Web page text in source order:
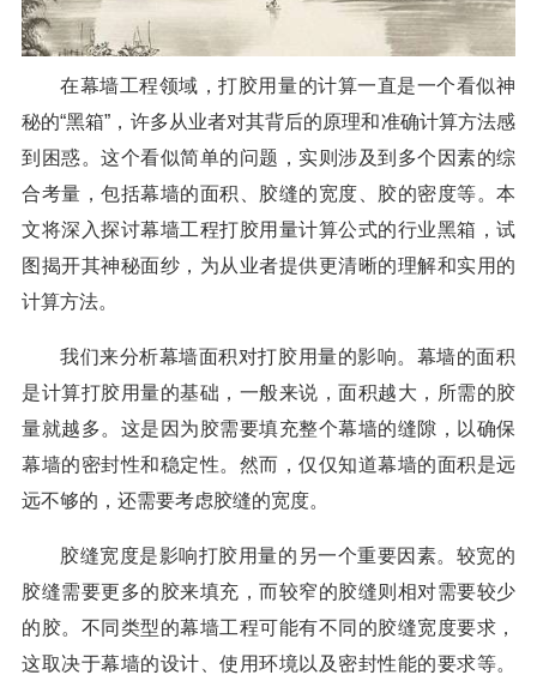
在幕墙工程领域，打胶用量的计算一直是一个看似神
秘的“黑箱”，许多从业者对其背后的原理和准确计算方法感
到困惑。这个看似简单的问题，实则涉及到多个因素的综
合考量，包括幕墙的面积、胶缝的宽度、胶的密度等。本
文将深入探讨幕墙工程打胶用量计算公式的行业黑箱，试
图揭开其神秘面纱，为从业者提供更清晰的理解和实用的
计算方法。
我们来分析幕墙面积对打胶用量的影响。幕墙的面积
是计算打胶用量的基础，一般来说，面积越大，所需的胶
量就越多。这是因为胶需要填充整个幕墙的缝隙，以确保
幕墙的密封性和稳定性。然而，仅仅知道幕墙的面积是远
远不够的，还需要考虑胶缝的宽度。
胶缝宽度是影响打胶用量的另一个重要因素。较宽的
胶缝需要更多的胶来填充，而较窄的胶缝则相对需要较少
的胶。不同类型的幕墙工程可能有不同的胶缝宽度要求，
这取决于幕墙的设计、使用环境以及密封性能的要求等。